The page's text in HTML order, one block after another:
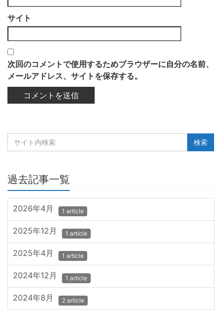
サイト
次回のコメントで使用するためブラウザーに自分の名前、
メールアドレス、サイトを保存する。
過去記事一覧
2026年4月 1 article
2025年12月 1 article
2025年4月 1 article
2024年12月 1 article
2024年8月 2 article